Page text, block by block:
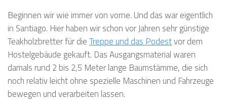
Beginnen wir wie immer von vorne. Und das war eigentlich
in Santiago. Hier haben wir schon vor Jahren sehr günstige
Teakholzbretter für die Treppe und das Podestvor dem
Hostelgebäude gekauft. Das Ausgangsmaterial waren
damals rund 2 bis 2,5 Meter lange Baumstämme, die sich
noch relativ leicht ohne spezielle Maschinen und Fahrzeuge
bewegen und verarbeiten lassen.